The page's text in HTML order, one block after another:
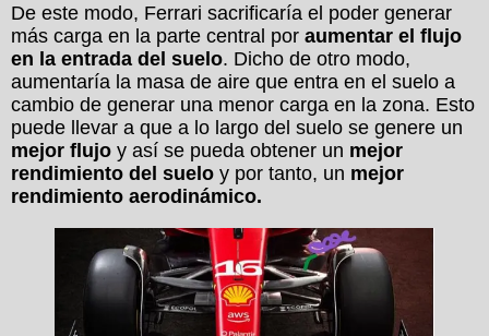
De este modo, Ferrari sacrificaría el poder generar
más carga en la parte central por aumentar el flujo
en la entrada del suelo. Dicho de otro modo,
aumentaría la masa de aire que entra en el suelo a
cambio de generar una menor carga en la zona. Esto
puede llevar a que a lo largo del suelo se genere un
mejor flujo y así se pueda obtener un mejor
rendimiento del suelo y por tanto, un mejor
rendimiento aerodinámico.